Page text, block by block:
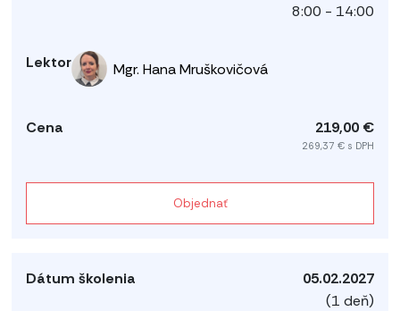
8:00 - 14:00
Mgr. Hana Mruškovičová
219,00 €
269,37 € s DPH
Objednať
05.02.2027
(1 deň)